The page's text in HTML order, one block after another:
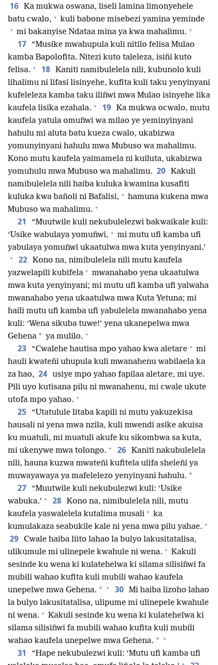
16 Ka mukwa oswana, liseli lamina limonyehele
batu cwalo, + kuli babone misebezi yamina yeminde
+ mi bakanyise Ndataa mina ya kwa mahalimu. +
17
“Musike mwahupula kuli nitilo felisa Mulao
kamba Bapolofita. Nitezi kuto taleleza, isiñi kuto
felisa. + 18 Kaniti namibulelela nili, kubunolo kuli
lihalimu ni lifasi lisinyehe, kufita kuli taku yenyinyani
kufeleleza kamba taku iliñwi mwa Mulao isinyehe lika
kaufela lisika ezahala. + 19 Ka mukwa ocwalo, mutu
kaufela yatula omuñwi wa milao ye yeminyinyani
hahulu mi aluta batu kueza cwalo, ukabizwa
yomunyinyani hahulu mwa Mubuso wa mahalimu.
Kono mutu kaufela yaimamela ni kuiluta, ukabizwa
yomuhulu mwa Mubuso wa mahalimu. 20 Kakuli
namibulelela nili haiba kuluka kwamina kusafiti
kuluka kwa bañoli ni Bafalisi, + hamuna kukena mwa
Mubuso wa mahalimu. +
21
“Muutwile kuli nekubulelezwi bakwaikale kuli:
‘Usike wabulaya yomuñwi, + mi mutu ufi kamba ufi
yabulaya yomuñwi ukaatulwa mwa kuta yenyinyani.’
+ 22 Kono na, nimibulelela nili mutu kaufela
yazwelapili kubifela + mwanahabo yena ukaatulwa
mwa kuta yenyinyani; mi mutu ufi kamba ufi yalwaha
mwanahabo yena ukaatulwa mwa Kuta Yetuna; mi
haili mutu ufi kamba ufi yabulelela mwanahabo yena
kuli: ‘Wena sikuba tuwe!’ yena ukanepelwa mwa
Gehena * ya mulilo. +
23 “Cwalehe hautisa mpo yahao kwa aletare + mi
hauli kwateñi uhupula kuli mwanahenu wabilaela ka
za hao, 24 usiye mpo yahao fapilaa aletare, mi uye.
Pili uyo kutisana pilu ni mwanahenu, mi cwale ukute
utofa mpo yahao. +
25
“Utatulule litaba kapili ni mutu yakuzekisa
hausali ni yena mwa nzila, kuli mwendi asike akuisa
ku muatuli, mi muatuli akufe ku sikombwa sa kuta,
mi ukenywe mwa tolongo. + 26 Kaniti nakubulelela
nili, hauna kuzwa mwateñi kufitela ulifa sheleñi ya
muwayawaya ya mafelelezo yenyinyani hahulu. *
27
“Muutwile kuli nekubulezwi kuli: ‘Usike
wabuka.’ + 28 Kono na, nimibulelela nili, mutu
kaufela yaswalelela kutalima musali + ka
kumulakaza seabukile kale ni yena mwa pilu yahae. +
29 Cwale haiba liito lahao la bulyo lakusitatalisa,
ulikumule mi ulinepele kwahule ni wena. + Kakuli
sesinde ku wena ki kulatehelwa ki silama silisiñwi fa
mubili wahao kufita kuli mubili wahao kaufela
unepelwe mwa Gehena. * + 30 Mi haiba lizoho lahao
la bulyo lakusitatalisa, ulipume mi ulinepele kwahule
ni wena. + Kakuli sesinde ku wena ki kulatehelwa ki
silama silisiñwi fa mubili wahao kufita kuli mubili
wahao kaufela unepelwe mwa Gehena. * +
31
“Hape nekubulezwi kuli: ‘Mutu ufi kamba ufi